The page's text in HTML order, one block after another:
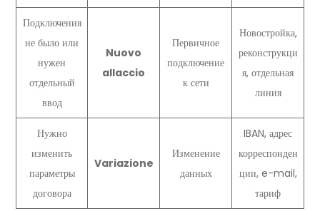
Подключения
не было или
нужен
отдельный
ввод
Nuovo
allaccio
Первичное
подключение
к сети
Новостройка,
реконструкци
я, отдельная
линия
Нужно
изменить
параметры
договора
Variazione
Изменение
данных
IBAN, адрес
корреспонден
ции, e-mail,
тариф